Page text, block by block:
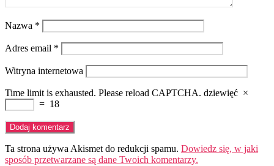
Nazwa *
Adres email *
Witryna internetowa
Time limit is exhausted. Please reload CAPTCHA. dziewięć ×
= 18
Ta strona używa Akismet do redukcji spamu. Dowiedz się, w jaki
sposób przetwarzane są dane Twoich komentarzy.